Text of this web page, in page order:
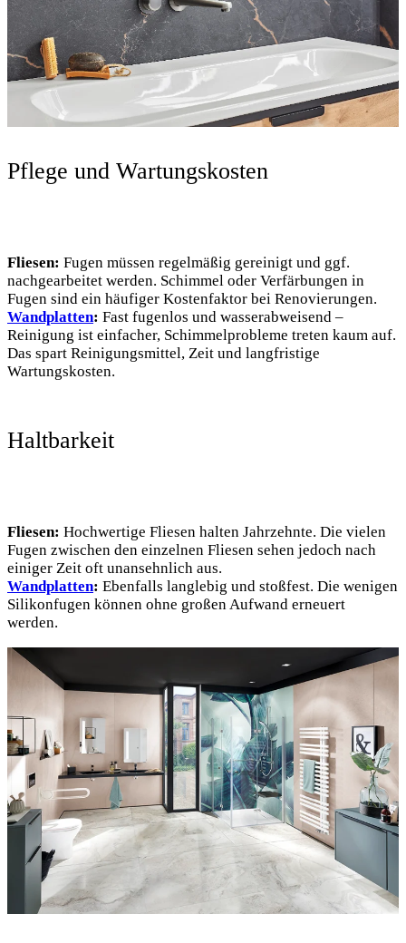
Pflege und Wartungskosten
Fliesen: Fugen müssen regelmäßig gereinigt und ggf.
nachgearbeitet werden. Schimmel oder Verfärbungen in
Fugen sind ein häufiger Kostenfaktor bei Renovierungen.
Wandplatten: Fast fugenlos und wasserabweisend –
Reinigung ist einfacher, Schimmelprobleme treten kaum auf.
Das spart Reinigungsmittel, Zeit und langfristige
Wartungskosten.
Haltbarkeit
Fliesen: Hochwertige Fliesen halten Jahrzehnte. Die vielen
Fugen zwischen den einzelnen Fliesen sehen jedoch nach
einiger Zeit oft unansehnlich aus.
Wandplatten: Ebenfalls langlebig und stoßfest. Die wenigen
Silikonfugen können ohne großen Aufwand erneuert
werden.